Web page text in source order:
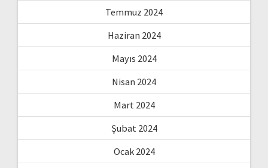
Temmuz 2024
Haziran 2024
Mayıs 2024
Nisan 2024
Mart 2024
Şubat 2024
Ocak 2024